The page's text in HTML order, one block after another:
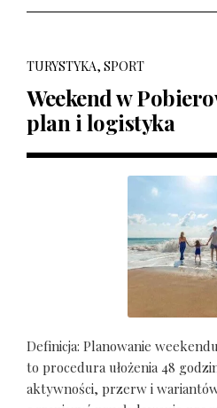
TURYSTYKA, SPORT
Weekend w
plan i logistyka
Definicja: Planowanie
to procedura ułożenia 48
aktywności, przerw i